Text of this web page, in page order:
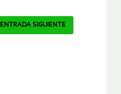
ENTRADA SIGUIENTE